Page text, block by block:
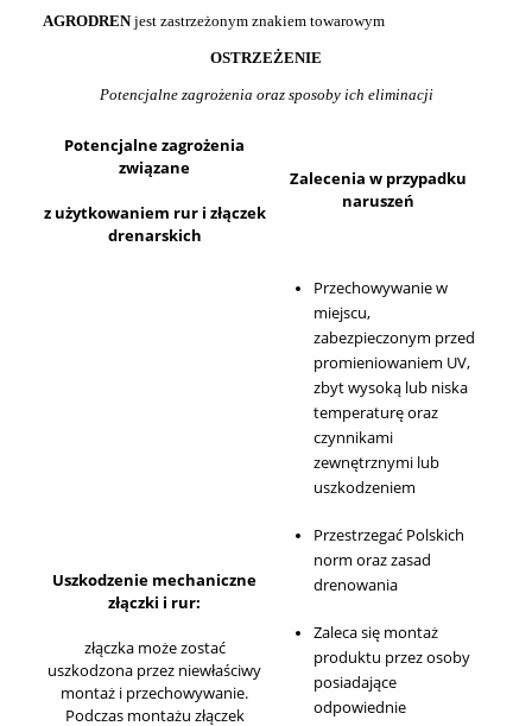
AGRODREN jest zastrzeżonym znakiem towarowym
OSTRZEŻENIE
Potencjalne zagrożenia oraz sposoby ich eliminacji
Potencjalne zagrożenia
związane
z użytkowaniem rur i złączek
drenarskich
Zalecenia w przypadku
naruszeń
Uszkodzenie mechaniczne
złączki i rur:
złączka może zostać
uszkodzona przez niewłaściwy
montaż i przechowywanie.
Podczas montażu złączek
Przechowywanie w
miejscu,
zabezpieczonym przed
promieniowaniem UV,
zbyt wysoką lub niska
temperaturę oraz
czynnikami
zewnętrznymi lub
uszkodzeniem
Przestrzegać Polskich
norm oraz zasad
drenowania
Zaleca się montaż
produktu przez osoby
posiadające
odpowiednie